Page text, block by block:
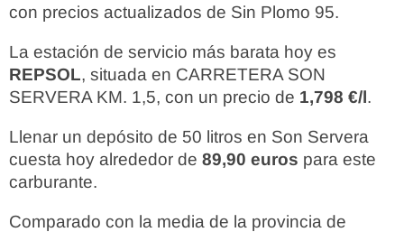
con precios actualizados de Sin Plomo 95.
La estación de servicio más barata hoy es
REPSOL, situada en CARRETERA SON
SERVERA KM. 1,5, con un precio de 1,798 €/l.
Llenar un depósito de 50 litros en Son Servera
cuesta hoy alrededor de 89,90 euros para este
carburante.
Comparado con la media de la provincia de